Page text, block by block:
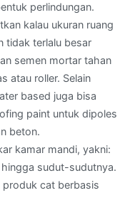
perlindungan.
kalau ukuran ruang
tidak terlalu besar
semen mortar tahan
atau roller. Selain
based juga bisa
paint untuk dipoles
beton.
kamar mandi, yakni:
sudut-sudutnya.
produk cat berbasis